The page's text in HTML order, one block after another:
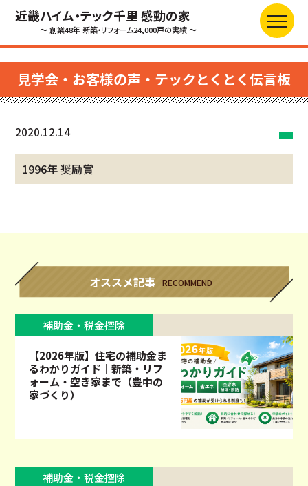
近畿ハイム・テック千里 感動の家
～ 創業48年 新築・リフォーム24,000戸の実績 ～
見学会・お客様の声・テックとくとく伝言板
2020.12.14
1996年 奨励賞
オススメ記事 RECOMMEND
補助金・税金控除
【2026年版】住宅の補助金ま
るわかりガイド｜新築・リフ
ォーム・空き家まで（豊中の
家づくり）
補助金・税金控除